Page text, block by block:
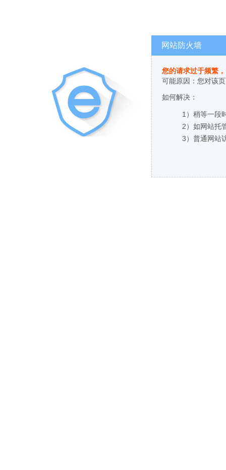
网站防火墙
您的请求过于频繁
可能原因：您对该
如何解决：
1）稍等一段
2）如网站托
3）普通网站